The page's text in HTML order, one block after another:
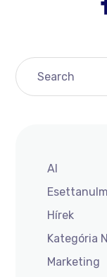
AI
Hírek
Kategória
Marketing